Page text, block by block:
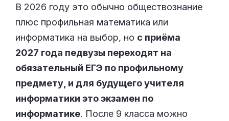
В 2026 году это обычно обществознание
плюс профильная математика или
информатика на выбор, но с приёма
2027 года педвузы переходят на
обязательный ЕГЭ по профильному
предмету, и для будущего учителя
информатики это экзамен по
информатике. После 9 класса можно